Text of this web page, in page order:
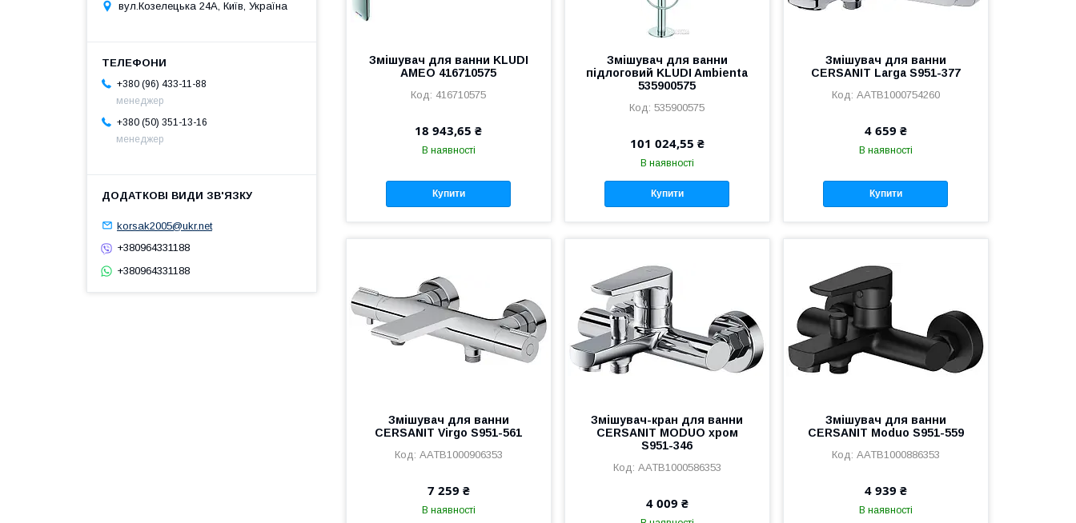
Змішувач для ванни KLUDI
AMEO 416710575
416710575
18 943,65 ₴
В наявності
Купити
Змішувач для ванни
підлоговий KLUDI Ambienta
535900575
535900575
101 024,55 ₴
В наявності
Купити
Змішувач для ванни
CERSANIT Larga S951-377
AATB1000754260
4 659 ₴
В наявності
Купити
Змішувач для ванни
CERSANIT Virgo S951-561
AATB1000906353
7 259 ₴
В наявності
Змішувач-кран для ванни
CERSANIT MODUO хром
S951-346
AATB1000586353
4 009 ₴
Змішувач для ванни
CERSANIT Moduo S951-559
AATB1000886353
4 939 ₴
В наявності
вул.Козелецька 24А, Київ, Україна
+380 (96) 433-11-88
менеджер
+380 (50) 351-13-16
менеджер
korsak2005@ukr.net
+380964331188
+380964331188